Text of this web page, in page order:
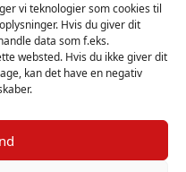
vi teknologier som cookies til
Hvis du giver dit
data som f.eks.
websted. Hvis du ikke giver dit
kan det have en negativ